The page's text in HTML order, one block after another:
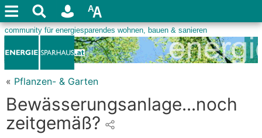
« Pflanzen- & Garten
Bewässerungsanlage...noch
zeitgemäß?